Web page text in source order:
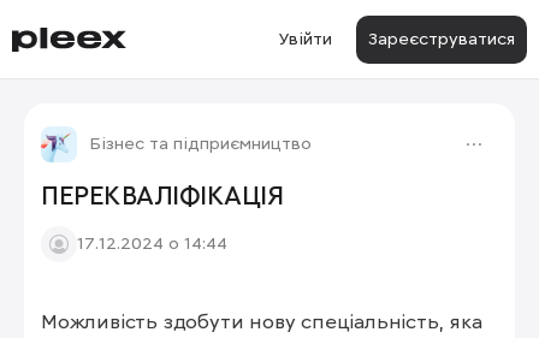
Увійти Зареєструватися
Бізнес та підприємництво
ПЕРЕКВАЛІФІКАЦІЯ
17.12.2024 о 14:44
Можливість здобути нову спеціальність, яка